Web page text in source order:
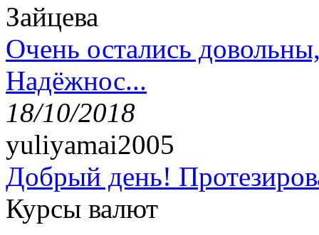
Зайцева
Очень остались
Надёжнос...
18/10/2018
yuliyamai2005
Добрый день!
Курсы валют